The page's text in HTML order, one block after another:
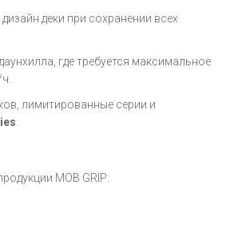
деки при сохранении всех
где требуется максимальное
лимитированные серии и
MOB GRIP: